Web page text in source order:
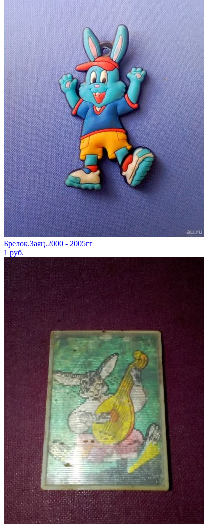
Брелок.Заяц.2000 - 2005гг
1 руб.